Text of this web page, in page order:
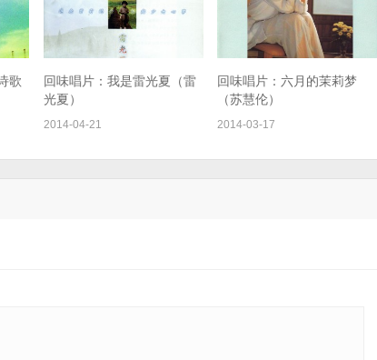
歌
回味唱片：我是雷光夏（雷
光夏）
2014-04-21
回味唱片：六月的茉莉梦
（苏慧伦）
2014-03-17